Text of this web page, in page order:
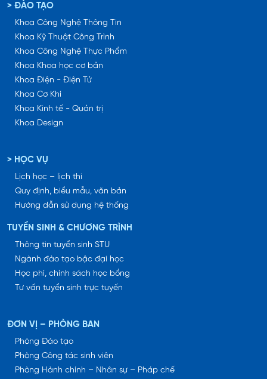
> ĐÀO TẠO
Khoa Công Nghệ Thông Tin
Khoa Kỹ Thuật Công Trình
Khoa Công Nghệ Thực Phẩm
Khoa Khoa học cơ bản
Khoa Điện - Điện Tử
Khoa Cơ Khí
Khoa Kinh tế - Quản trị
Khoa Design
> HỌC VỤ
Lịch học – lịch thi
Quy định, biểu mẫu, văn bản
Hướng dẫn sử dụng hệ thống
TUYỂN SINH & CHƯƠNG TRÌNH
Thông tin tuyển sinh STU
Ngành đào tạo bậc đại học
Học phí, chính sách học bổng
Tư vấn tuyển sinh trực tuyến
ĐƠN VỊ – PHÒNG BAN
Phòng Đào tạo
Phòng Công tác sinh viên
Phòng Hành chính – Nhân sự – Pháp chế